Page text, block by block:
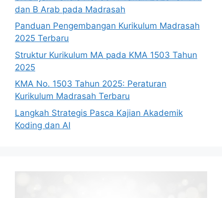
dan B Arab pada Madrasah
Panduan Pengembangan Kurikulum Madrasah
2025 Terbaru
Struktur Kurikulum MA pada KMA 1503 Tahun
2025
KMA No. 1503 Tahun 2025: Peraturan
Kurikulum Madrasah Terbaru
Langkah Strategis Pasca Kajian Akademik
Koding dan AI